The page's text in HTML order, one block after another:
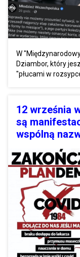
W
Dziambor, który
"płucami w
12 września
są
wspólną